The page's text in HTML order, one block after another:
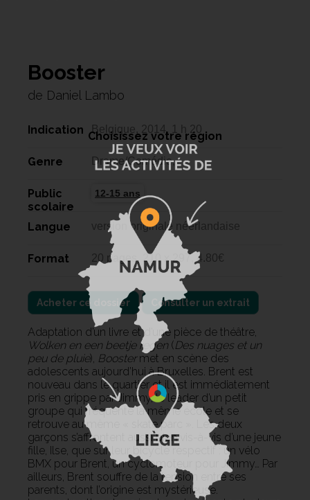
Booster
de Daniel Lambo
Indication Belgique, 2014, 1 h 20
Genre Drame/Comédie,
Public
scolaire
12-15 ans
Langue version originale néerlandaise
Format 20 pages, 210 x 297, 4.80€
Acheter ce dossier Consulter un extrait
Adaptation d’un livre et d’une pièce de théâtre,
Wolken en een beetje regen(Des nuages et un
peu de pluie), Boostermet en scène des
adolescents aujourd’hui à Bruxelles. Brent est
nouveau dans le quartier et il est immédiatement
pris en grippe par Jimmy, le leader d’un petit
groupe qui fréquente la même école et se
retrouve au même « skate parc ». Les deux
garçons s’affrontent aussi bien vis-à-vis d’une jeune
fille, Ilse, que sur leur bicycle respectif : un vélo
BMX pour Brent, un cyclomoteur pour Jimmy… Par
ailleurs, Brent souffre de la tension entre ses
parents, dont l’origine est mystérieuse.
Choisissez votre région